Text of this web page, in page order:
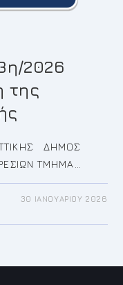
2026
της
ΔΗΜΟΣ
ΤΜΗΜΑ…
30 ΙΑΝΟΥΑΡΊΟΥ 2026